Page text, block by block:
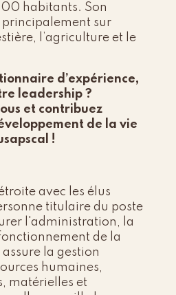
habitants. Son
sur
l’agriculture et le
d’expérience,
leadership ?
et contribuez
de la vie
!
avec les élus
titulaire du poste
l'administration, la
de la
la gestion
humaines,
matérielles et